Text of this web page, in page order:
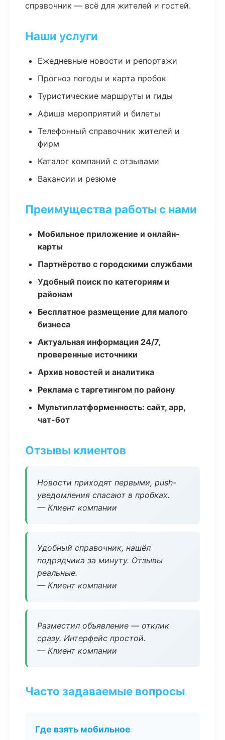
справочник — всё для жителей и гостей.
Наши услуги
Ежедневные новости и репортажи
Прогноз погоды и карта пробок
Туристические маршруты и гиды
Афиша мероприятий и билеты
Телефонный справочник жителей и
фирм
Каталог компаний с отзывами
Вакансии и резюме
Преимущества работы с нами
Мобильное приложение и онлайн-
карты
Партнёрство с городскими службами
Удобный поиск по категориям и
районам
Бесплатное размещение для малого
бизнеса
Актуальная информация 24/7,
проверенные источники
Архив новостей и аналитика
Реклама с таргетингом по району
Мультиплатформенность: сайт, app,
чат-бот
Отзывы клиентов
Новости приходят первыми, push-
уведомления спасают в пробках.
— Клиент компании
Удобный справочник, нашёл
подрядчика за минуту. Отзывы
реальные.
— Клиент компании
Разместил объявление — отклик
сразу. Интерфейс простой.
— Клиент компании
Часто задаваемые вопросы
Где взять мобильное